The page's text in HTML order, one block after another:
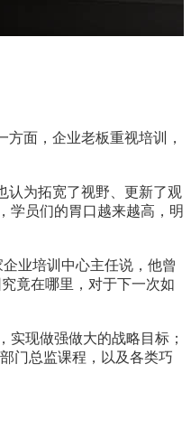
面，企业老板重视培训，
为拓宽了视野、更新了观
学员们的胃口越来越高，明
业培训中心主任说，他曾
竟在哪里，对于下一次如
现做强做大的战略目标；
门总监课程，以及各类巧